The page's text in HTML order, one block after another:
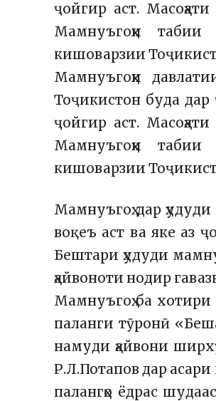
ҷойгир аст.
Мамнуъгоҳи
кишоварзии
Мамнуъгоҳи
Тоҷикистон буда
ҷойгир аст.
Мамнуъгоҳи
кишоварзии
Мамнуъгоҳ дар
воқеъ аст ва яке аз
Бештари ҳудуди
ҳайвоноти нодир
Мамнуъгоҳ ба
паланги тӯронӣ
намуди ҳайвони
Р.Л.Потапов дар
палангҳо ёдрас